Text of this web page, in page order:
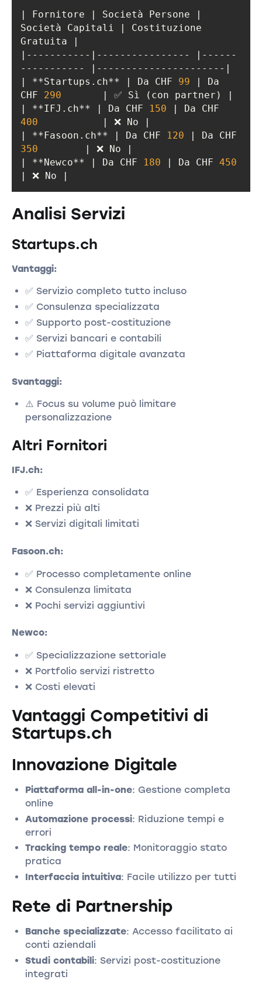
| Fornitore | Società Persone |
Società Capitali | Costituzione
|-----------|---------------- |------
| **Startups.ch** | Da CHF 99 | Da
CHF 290
| **IFJ.ch** | Da CHF 150
400
| **Fasoon.ch** | Da CHF 120
350
| **Newco** | Da CHF 180 | Da CHF 450
| ❌ No |
Analisi Servizi
Startups.ch
Vantaggi:
✅ Servizio completo tutto incluso
✅ Consulenza specializzata
✅ Supporto post-costituzione
✅ Servizi bancari e contabili
✅ Piattaforma digitale avanzata
Svantaggi:
⚠️ Focus su volume può limitare
personalizzazione
Altri Fornitori
IFJ.ch:
✅ Esperienza consolidata
❌ Prezzi più alti
❌ Servizi digitali limitati
Fasoon.ch:
✅ Processo completamente online
❌ Consulenza limitata
❌ Pochi servizi aggiuntivi
Newco:
✅ Specializzazione settoriale
❌ Portfolio servizi ristretto
❌ Costi elevati
Vantaggi Competitivi di
Startups.ch
Innovazione Digitale
Piattaforma all-in-one: Gestione completa
online
Automazione processi: Riduzione tempi e
errori
Tracking tempo reale: Monitoraggio stato
pratica
Interfaccia intuitiva: Facile utilizzo per tutti
Rete di Partnership
Banche specializzate: Accesso facilitato ai
conti aziendali
Studi contabili: Servizi post-costituzione
integrati